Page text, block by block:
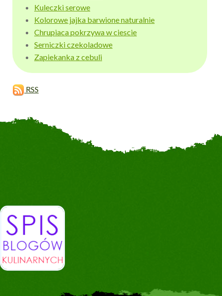
Kuleczki serowe
Kolorowe jajka barwione naturalnie
Chrupiaca pokrzywa w ciescie
Serniczki czekoladowe
Zapiekanka z cebuli
RSS